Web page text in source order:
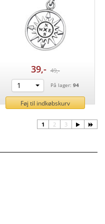
39,- 49,-
1 På lager: 94
Føj til indkøbskurv
1 2 3